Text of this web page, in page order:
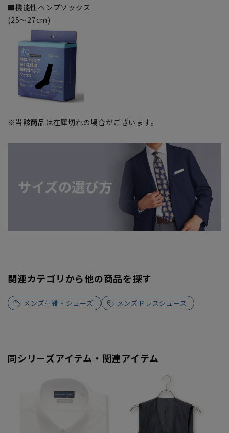
■機能性ヘンプソックス
(25～27cm)
※当該商品は在庫切れの場合がございます。
関連カテゴリから他の商品を探す
メンズ革靴・シューズ メンズドレスシューズ
同シリーズアイテム・関連アイテム